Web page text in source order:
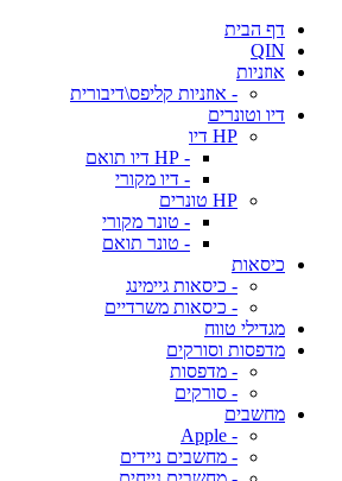
דף הבית
QIN
אוזניות
- אוזניות קליפס\דיבורית
דיו וטונרים
HP דיו
- HP דיו תואם
- דיו מקורי
HP טונרים
- טונר מקורי
- טונר תואם
כיסאות
- כיסאות גיימינג
- כיסאות משרדיים
מגדילי טווח
מדפסות וסורקים
- מדפסות
- סורקים
מחשבים
- Apple
- מחשבים ניידים